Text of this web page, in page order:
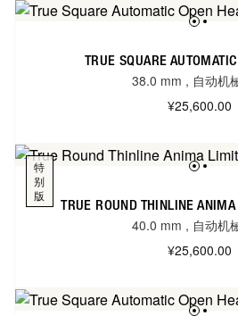
TRUE SQUARE
38.0 mm , 自动机
¥25,600.00
特
别
版
TRUE ROUND THINLINE
40.0 mm , 自动机
¥25,600.00